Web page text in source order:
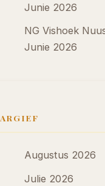
Junie 2026
NG Vishoek
Junie 2026
ARGIEF
Augustus 2026
Julie 2026